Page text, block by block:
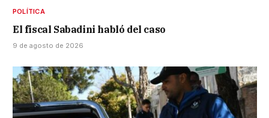
POLÍTICA
El fiscal Sabadini habló del caso
9 de agosto de 2026